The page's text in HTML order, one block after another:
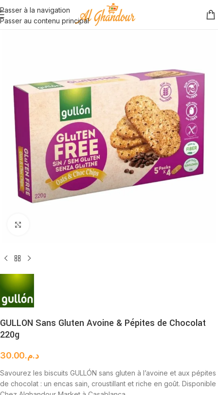
Passer à la navigation
Passer au contenu principal
GULLON Sans Gluten Avoine & Pépites de Chocolat
220g
د.م.30.00
Savourez les biscuits GULLÓN sans gluten à l’avoine et aux pépites
de chocolat : un encas sain, croustillant et riche en goût. Disponible